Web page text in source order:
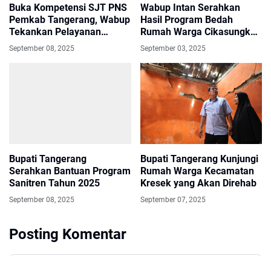
Buka Kompetensi SJT PNS
Pemkab Tangerang, Wabup
Tekankan Pelayanan
Masyarakat
September 08, 2025
Wabup Intan Serahkan
Hasil Program Bedah
Rumah Warga Cikasungka
Solear
September 03, 2025
Serahkan Bantuan Program
Sanitren Tahun 2025
September 08, 2025
Bupati Tangerang Kunjungi
Rumah Warga Kecamatan
Kresek yang Akan Direhab
September 07, 2025
Posting Komentar